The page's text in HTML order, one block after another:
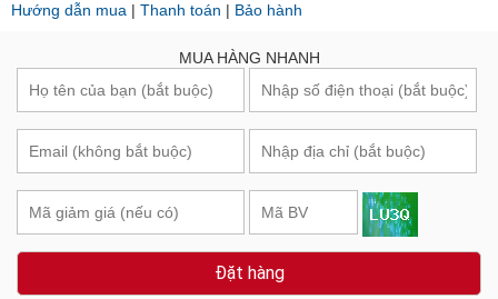
Hướng dẫn mua | Thanh toán | Bảo hành
MUA HÀNG NHANH
Đặt hàng